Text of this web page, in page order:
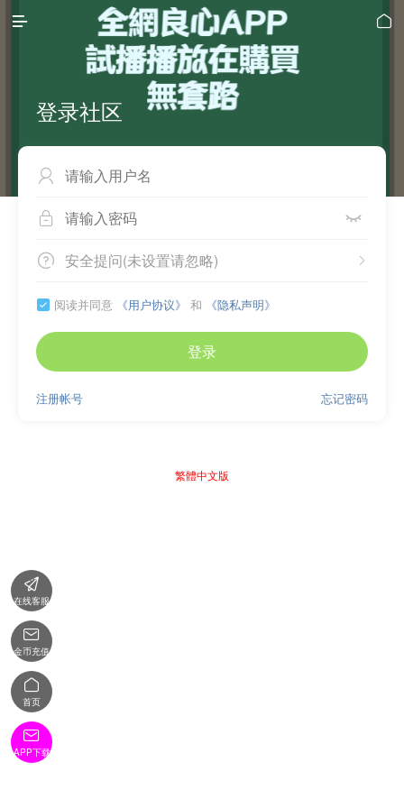
 
登录社区

 
 
安全提问(未设置请忽略)
 阅读并同意 《用户协议》 和 《隐私声明》
登录
忘记密码
注册帐号
繁體中文版

在线客服

金币充值

首页

APP下载